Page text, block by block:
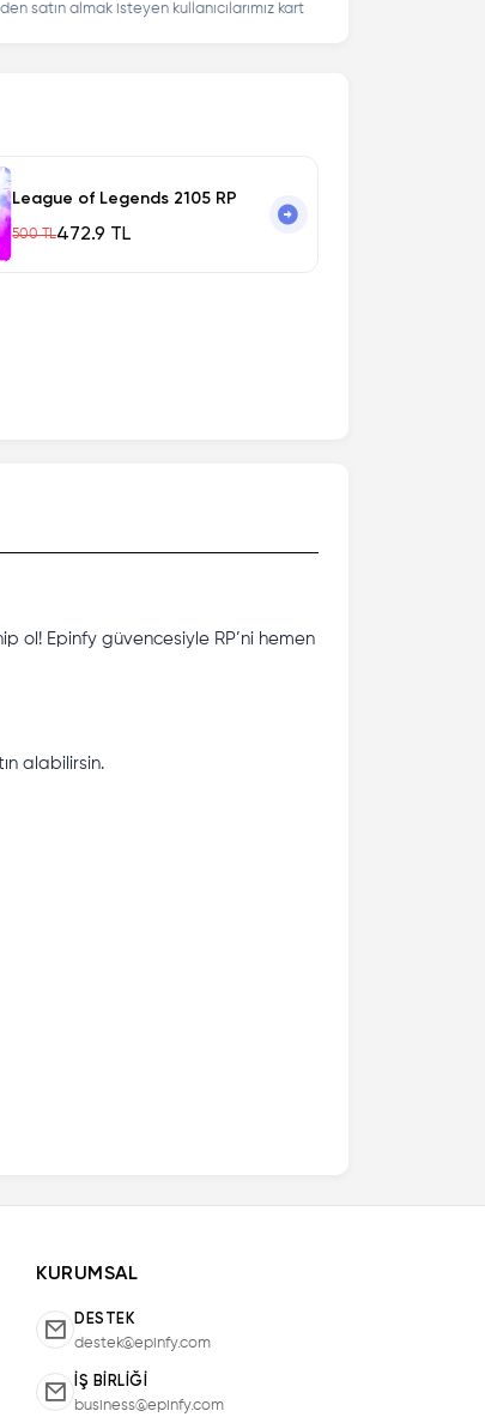
satın almak isteyen kullanıcılarımız kart
League of Legends 2105 RP
500 TL472.9 TL
ol! Epinfy güvencesiyle RP’ni hemen
alabilirsin.
KURUMSAL
DESTEK
destek@epinfy.com
İŞ BIRLIĞI
business@epinfy.com